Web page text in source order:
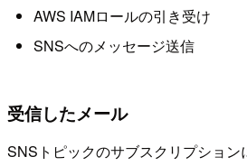
AWS IAMロールの引き受け
SNSへのメッセージ送信
受信したメール
SNSトピックのサブスクリプション